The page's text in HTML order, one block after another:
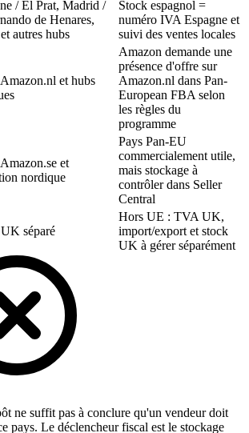
/ El Prat, Madrid /
de Henares,
autres hubs
Stock espagnol =
numéro IVA Espagne et
suivi des ventes locales
et hubs
Amazon demande une
présence d'offre sur
Amazon.nl dans Pan-
European FBA selon
les règles du
programme
et
nordique
Pays Pan-EU
commercialement utile,
mais stockage à
contrôler dans Seller
Central
séparé
Hors UE : TVA UK,
import/export et stock
UK à gérer séparément
ne suffit pas à conclure qu'un vendeur doit
pays. Le déclencheur fiscal est le stockage